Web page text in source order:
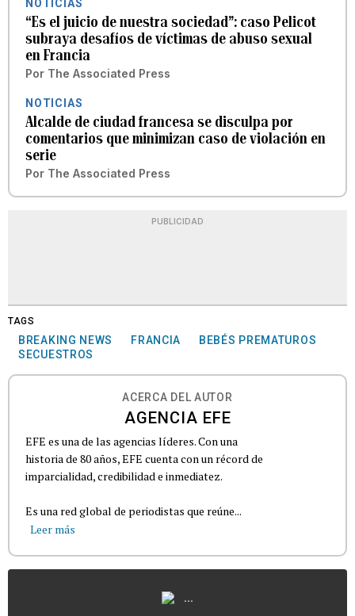
NOTICIAS
“Es el juicio de nuestra sociedad”: caso Pelicot
subraya desafíos de víctimas de abuso sexual
en Francia
Por The Associated Press
NOTICIAS
Alcalde de ciudad francesa se disculpa por
comentarios que minimizan caso de violación en
serie
Por The Associated Press
PUBLICIDAD
TAGS
BREAKING NEWS FRANCIA
BEBÉS PREMATUROS
SECUESTROS
ACERCA DEL AUTOR
AGENCIA EFE
EFE es una de las agencias líderes. Con una
historia de 80 años, EFE cuenta con un récord de
imparcialidad, credibilidad e inmediatez.
Es una red global de periodistas que reúne...
Leer más
...